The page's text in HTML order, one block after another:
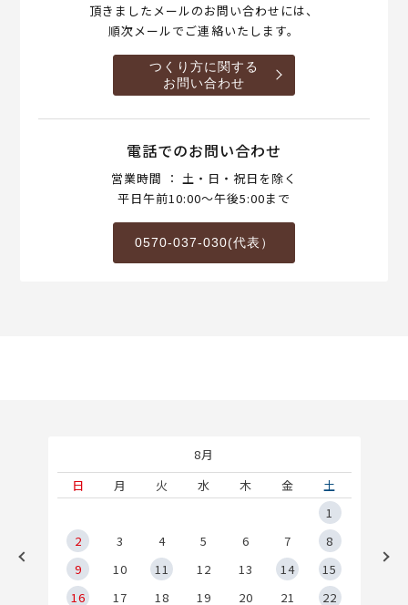
頂きましたメールのお問い合わせには、
順次メールでご連絡いたします。
つくり方に関する
お問い合わせ
電話でのお問い合わせ
営業時間 ： 土・日・祝日を除く
平日午前10:00～午後5:00まで
0570-037-030(代表）
8月
日
月 火 水 木 金
土
1
2
3 4 5 6 7
8
9
10 11 12 13 14
15
16
17 18 19 20 21
22